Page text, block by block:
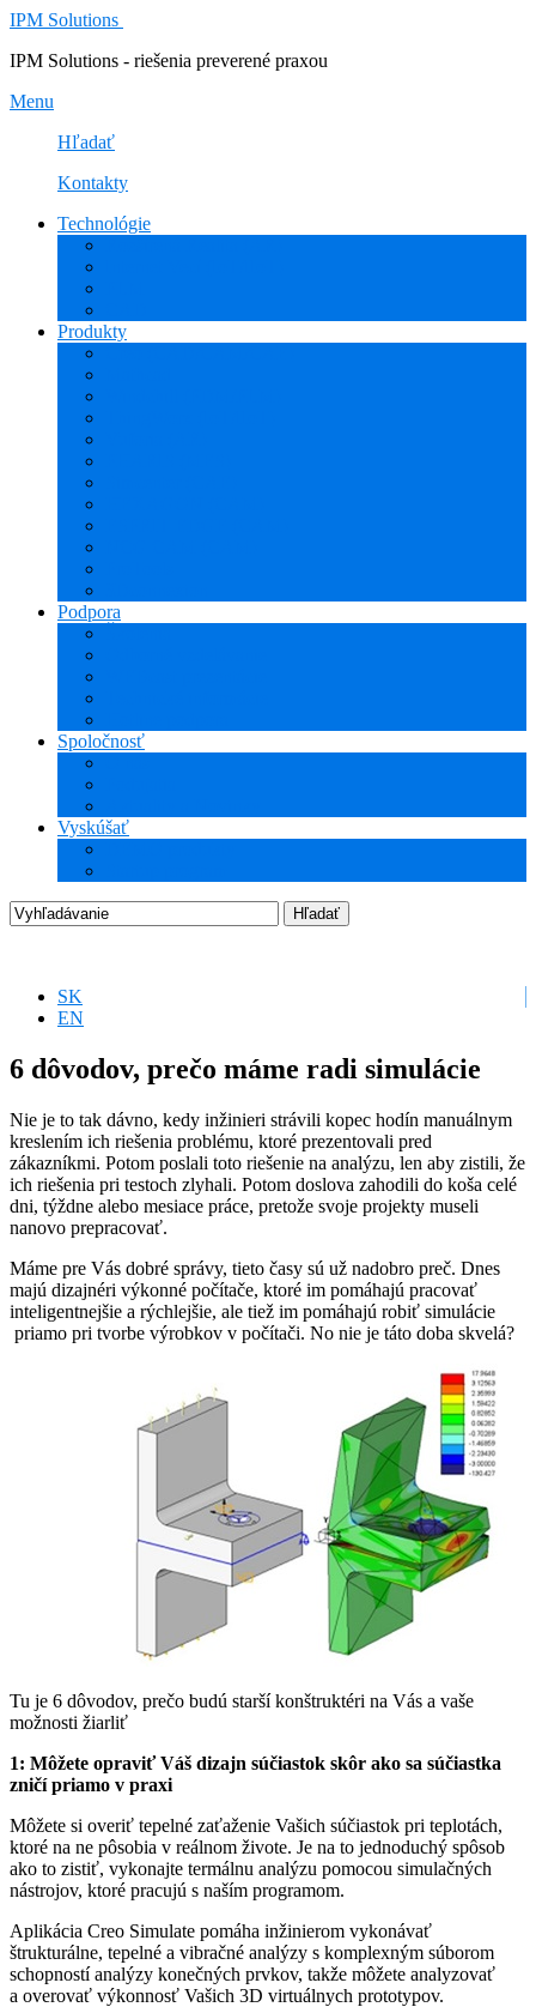
IPM Solutions
IPM Solutions - riešenia preverené praxou
Menu
Hľadať
Kontakty
Technológie
Produkty
Podpora
Spoločnosť
Vyskúšať
SK
EN
6 dôvodov, prečo máme radi simulácie
Nie je to tak dávno, kedy inžinieri strávili kopec hodín manuálnym
kreslením ich riešenia problému, ktoré prezentovali pred
zákazníkmi. Potom poslali toto riešenie na analýzu, len aby zistili, že
ich riešenia pri testoch zlyhali. Potom doslova zahodili do koša celé
dni, týždne alebo mesiace práce, pretože svoje projekty museli
nanovo prepracovať.
Máme pre Vás dobré správy, tieto časy sú už nadobro preč. Dnes
majú dizajnéri výkonné počítače, ktoré im pomáhajú pracovať
inteligentnejšie a rýchlejšie, ale tiež im pomáhajú robiť simulácie
priamo pri tvorbe výrobkov v počítači. No nie je táto doba skvelá?
Tu je 6 dôvodov, prečo budú starší konštruktéri na Vás a vaše
možnosti žiarliť
1: Môžete opraviť Váš dizajn súčiastok skôr ako sa súčiastka
zničí priamo v praxi
Môžete si overiť tepelné zaťaženie Vašich súčiastok pri teplotách,
ktoré na ne pôsobia v reálnom živote. Je na to jednoduchý spôsob
ako to zistiť, vykonajte termálnu analýzu pomocou simulačných
nástrojov, ktoré pracujú s naším programom.
Aplikácia Creo Simulate pomáha inžinierom vykonávať
štrukturálne, tepelné a vibračné analýzy s komplexným súborom
schopností analýzy konečných prvkov, takže môžete analyzovať
a overovať výkonnosť Vašich 3D virtuálnych prototypov.